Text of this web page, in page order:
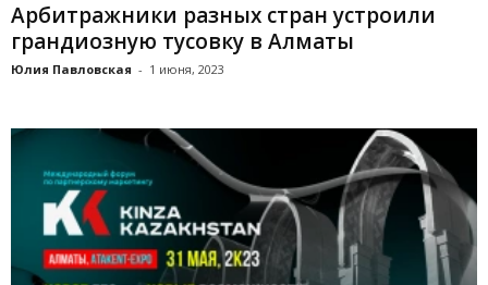
Арбитражники разных стран устроили
грандиозную тусовку в Алматы
Юлия Павловская - 1 июня, 2023